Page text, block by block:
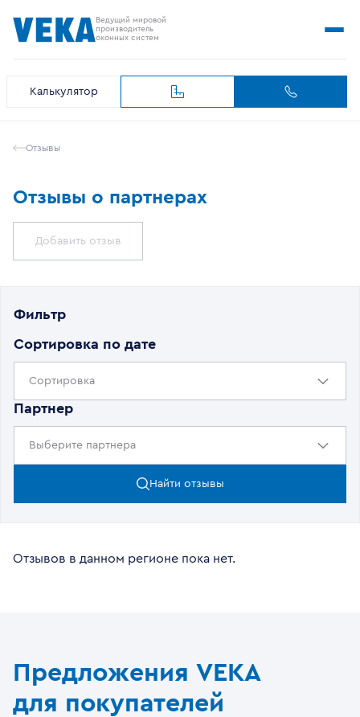
Ведущий мировой
производитель
оконных систем
Калькулятор
Отзывы
Отзывы о партнерах
Добавить отзыв
Фильтр
Сортировка по дате
Сортировка
Партнер
Выберите партнера
Найти отзывы
Отзывов в данном регионе пока нет.
Предложения VEKA
для покупателей